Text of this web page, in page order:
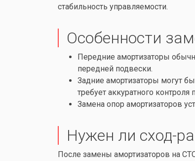
стабильность управляемости.
Особенности
Передние амортизаторы
передней подвески.
Задние амортизаторы могут
требует аккуратного
Замена опор амортизаторов
Нужен ли сход-
После замены амортизаторов на